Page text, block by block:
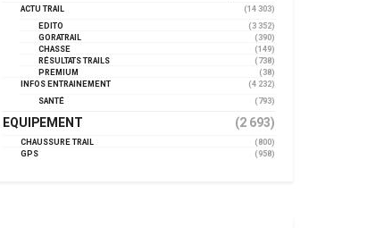
ACTU TRAIL
(14 303)
EDITO
(3 352)
GORATRAIL
(390)
CHASSE
(149)
RÉSULTATS TRAILS
(738)
PREMIUM
(38)
INFOS ENTRAINEMENT
(4 232)
SANTÉ
(793)
EQUIPEMENT (2 693)
CHAUSSURE TRAIL
(800)
GPS
(958)